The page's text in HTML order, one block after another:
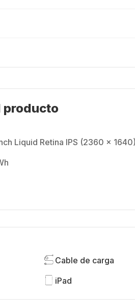
producto
Liquid Retina IPS (2360 x 1640)
Cable de carga
iPad